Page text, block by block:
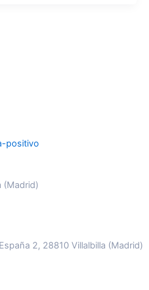
(Madrid)
2, 28810 Villalbilla (Madrid)